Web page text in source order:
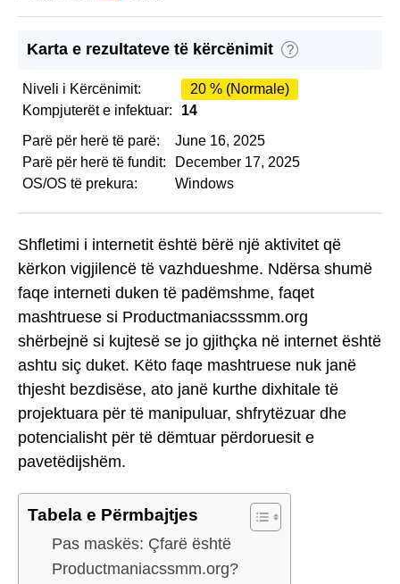
Karta e rezultateve të kërcënimit ?
Niveli i Kërcënimit:
20 % (Normale)
Kompjuterët e infektuar:
14
Parë për herë të parë:
June 16, 2025
Parë për herë të fundit:
December 17, 2025
OS/OS të prekura:
Windows
Shfletimi i internetit është bërë një aktivitet që
kërkon vigjilencë të vazhdueshme. Ndërsa shumë
faqe interneti duken të padëmshme, faqet
mashtruese si Productmaniacsssmm.org
shërbejnë si kujtesë se jo gjithçka në internet është
ashtu siç duket. Këto faqe mashtruese nuk janë
thjesht bezdisëse, ato janë kurthe dixhitale të
projektuara për të manipuluar, shfrytëzuar dhe
potencialisht për të dëmtuar përdoruesit e
pavetëdijshëm.
Tabela e Përmbajtjes
Pas maskës: Çfarë është
Productmaniacssmm.org?